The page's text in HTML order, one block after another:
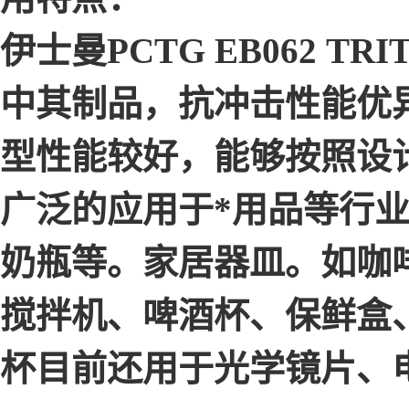
伊士曼PCTG EB062
中其制品，抗冲击性能
型性能较好，能够按照
广泛的应用于*用品等行
奶瓶等。家居器皿。如咖
搅拌机、啤酒杯、保鲜盒
杯目前还用于光学镜片、